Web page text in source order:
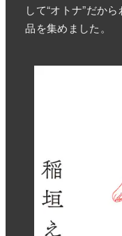
して“オトナ”だか
品を集めました。